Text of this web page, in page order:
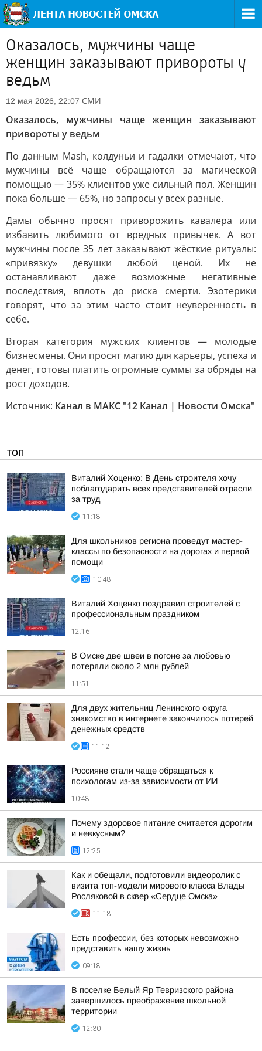
Оказалось, мужчины чаще
женщин заказывают привороты у
ведьм
12 мая 2026, 22:07 СМИ
Оказалось, мужчины чаще женщин заказывают
привороты у ведьм
По данным Mash, колдуньи и гадалки отмечают, что
мужчины всё чаще обращаются за магической
помощью — 35% клиентов уже сильный пол. Женщин
пока больше — 65%, но запросы у всех разные.
Дамы обычно просят приворожить кавалера или
избавить любимого от вредных привычек. А вот
мужчины после 35 лет заказывают жёсткие ритуалы:
«привязку» девушки любой ценой. Их не
останавливают даже возможные негативные
последствия, вплоть до риска смерти. Эзотерики
говорят, что за этим часто стоит неуверенность в
себе.
Вторая категория мужских клиентов — молодые
бизнесмены. Они просят магию для карьеры, успеха и
денег, готовы платить огромные суммы за обряды на
рост доходов.
Источник: Канал в МАКС "12 Канал | Новости Омска"
ТОП
Виталий Хоценко: В День строителя хочу
поблагодарить всех представителей отрасли
за труд
11:18
Для школьников региона проведут мастер-
классы по безопасности на дорогах и первой
помощи
10:48
Виталий Хоценко поздравил строителей с
профессиональным праздником
12:16
В Омске две швеи в погоне за любовью
потеряли около 2 млн рублей
11:51
Для двух жительниц Ленинского округа
знакомство в интернете закончилось потерей
денежных средств
11:12
Россияне стали чаще обращаться к
психологам из-за зависимости от ИИ
10:48
Почему здоровое питание считается дорогим
и невкусным?
12:25
Как и обещали, подготовили видеоролик с
визита топ-модели мирового класса Влады
Росляковой в сквер «Сердце Омска»
11:18
Есть профессии, без которых невозможно
представить нашу жизнь
09:18
В поселке Белый Яр Тевризского района
завершилось преображение школьной
территории
12:30